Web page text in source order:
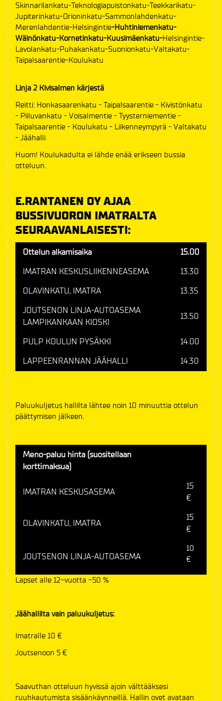
Skinnarilankatu-Teknologiapuistonkatu-Teekkarikatu-
Jupiterinkatu-Orioninkatu-Sammonlahdenkatu-
Merenlahdentie-Helsingintie-Huhtiniemenkatu-
Wäinönkatu-Kornetinkatu-Kuusimäenkatu-Helsingintie-
Lavolankatu-Puhakankatu-Suonionkatu-Valtakatu-
Taipalsaarentie-Koulukatu
Linja 2 Kivisalmen kärjestä
Reitti: Honkasaarenkatu - Taipalsaarentie - Kivistönkatu
- Piiluvankatu - Voisalmentie - Tyysterniementie -
Taipalsaarentie - Koulukatu - Liikenneympyrä - Valtakatu
- Jäähalli
Huom! Koulukadulta ei lähde enää erikseen bussia
otteluun.
E.RANTANEN OY AJAA
BUSSIVUORON IMATRALTA
SEURAAVANLAISESTI:
Ottelun alkamisaika
15.00
IMATRAN KESKUSLIIKENNEASEMA
13.30
OLAVINKATU, IMATRA
13.35
JOUTSENON LINJA-AUTOASEMA
LAMPIKANKAAN KIOSKI
13.50
PULP KOULUN PYSÄKKI
14.00
LAPPEENRANNAN JÄÄHALLI
14.30
Paluukuljetus hallilta lähtee noin 10 minuuttia ottelun
päättymisen jälkeen.
Meno-paluu hinta (suositellaan
korttimaksua)
IMATRAN KESKUSASEMA
15
€
OLAVINKATU, IMATRA
15
€
JOUTSENON LINJA-AUTOASEMA
10
€
Lapset alle 12-vuotta -50 %
Jäähallilta vain paluukuljetus:
Imatralle 10 €
Joutsenoon 5 €
Saavuthan otteluun hyvissä ajoin välttääksesi
ruuhkautumista sisäänkäynneillä. Hallin ovet avataan